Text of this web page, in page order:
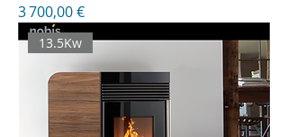
Prix
3 700,00 €
13.5Kw